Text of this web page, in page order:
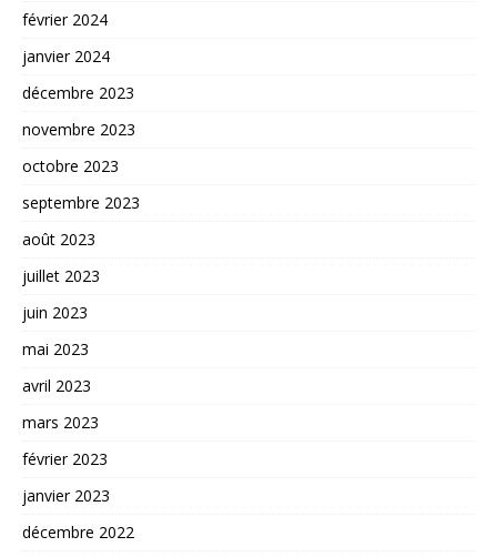
février 2024
janvier 2024
décembre 2023
novembre 2023
octobre 2023
septembre 2023
août 2023
juillet 2023
juin 2023
mai 2023
avril 2023
mars 2023
février 2023
janvier 2023
décembre 2022